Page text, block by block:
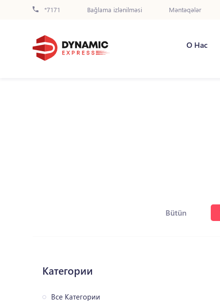
*7171 Bağlama izlənilməsi Məntəqələr
О Нас
Bütün
Категории
Все Категории